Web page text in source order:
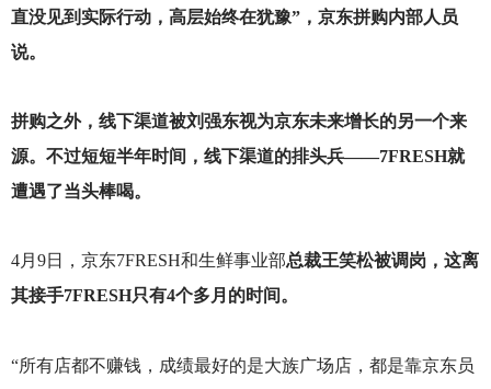
直没见到实际行动，高层始终在犹豫”，京东拼购内部人员
说。
拼购之外，线下渠道被刘强东视为京东未来增长的另一个来
源。不过短短半年时间，线下渠道的排头兵——7FRESH就
遭遇了当头棒喝。
4月9日，京东7FRESH和生鲜事业部总裁王笑松被调岗，这离
其接手7FRESH只有4个多月的时间。
“所有店都不赚钱，成绩最好的是大族广场店，都是靠京东员